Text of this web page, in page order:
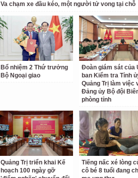
Va chạm xe đầu kéo, một người tử vong tại chỗ
Bổ nhiệm 2 Thứ trưởng
Bộ Ngoại giao
Đoàn giám sát của
ban Kiểm tra Tỉnh
Quảng Trị làm việc
Đảng ủy Bộ đội
phòng tỉnh
Quảng Trị triển khai Kế
hoạch 100 ngày gỡ
Tiếng nấc xé lòng
cô bé 8 tuổi đang